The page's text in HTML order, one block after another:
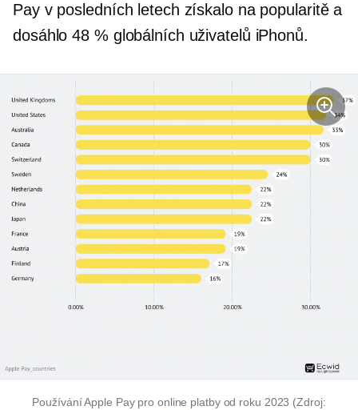
Pay v posledních letech získalo na popularitě a
dosáhlo 48 % globálních uživatelů iPhonů.
Používání Apple Pay pro online platby od roku 2023 (Zdroj: